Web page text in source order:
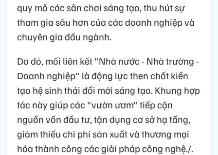
quy mô các sân chơi sáng tạo, thu hút sự
tham gia sâu hơn của các doanh nghiệp và
chuyên gia đầu ngành.
Do đó, mối liên kết "Nhà nước - Nhà trường -
Doanh nghiệp" là động lực then chốt kiến
tạo hệ sinh thái đổi mới sáng tạo. Khung hợp
tác này giúp các "vườn ươm" tiếp cận
nguồn vốn đầu tư, tận dụng cơ sở hạ tầng,
giảm thiểu chi phí sản xuất và thương mại
hóa thành công các giải pháp công nghệ./.